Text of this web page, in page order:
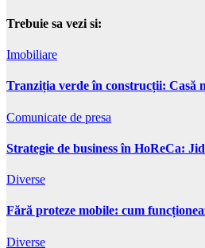
Trebuie sa vezi si:
Imobiliare
Tranziția verde în construcții: Casă
Comunicate de presa
Strategie de business în HoReCa:
Diverse
Fără proteze mobile: cum
Diverse